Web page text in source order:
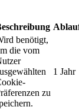
benötigt,
die vom
zu
1 Jahr